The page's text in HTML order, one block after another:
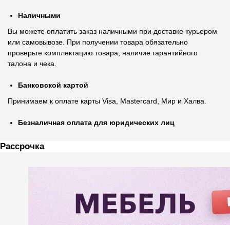
Наличными
Вы можете оплатить заказ наличными при доставке курьером
или самовывозе. При получении товара обязательно
проверьте комплектацию товара, наличие гарантийного
талона и чека.
Банковской картой
Принимаем к оплате карты Visa, Mastercard, Мир и Халва.
Безналичная оплата для юридических лиц
Рассрочка